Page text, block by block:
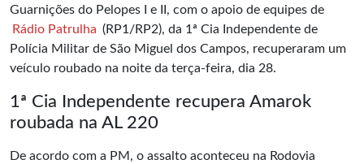
Guarnições do Pelopes I e II, com o apoio de equipes de
Rádio Patrulha (RP1/RP2), da 1ª Cia Independente de
Polícia Militar de São Miguel dos Campos, recuperaram um
veículo roubado na noite da terça-feira, dia 28.
1ª Cia Independente recupera Amarok
roubada na AL 220
De acordo com a PM, o assalto aconteceu na Rodovia